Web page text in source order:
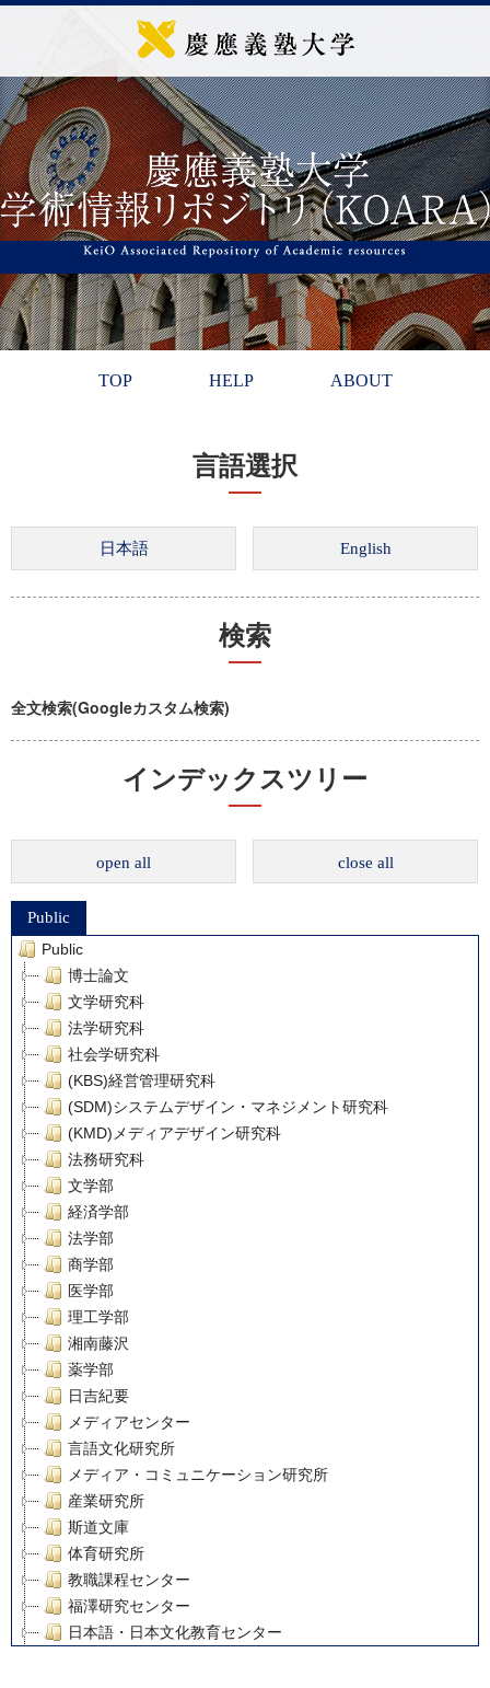
TOP HELP ABOUT
言語選択
検索
全文検索(Googleカスタム検索)
インデックスツリー
open all close all
Public
Public
博士論文
文学研究科
法学研究科
社会学研究科
(KBS)経営管理研究科
(SDM)システムデザイン・マネジメント研究科
(KMD)メディアデザイン研究科
法務研究科
文学部
経済学部
法学部
商学部
医学部
理工学部
湘南藤沢
薬学部
日吉紀要
メディアセンター
言語文化研究所
メディア・コミュニケーション研究所
産業研究所
斯道文庫
体育研究所
教職課程センター
福澤研究センター
日本語・日本文化教育センター